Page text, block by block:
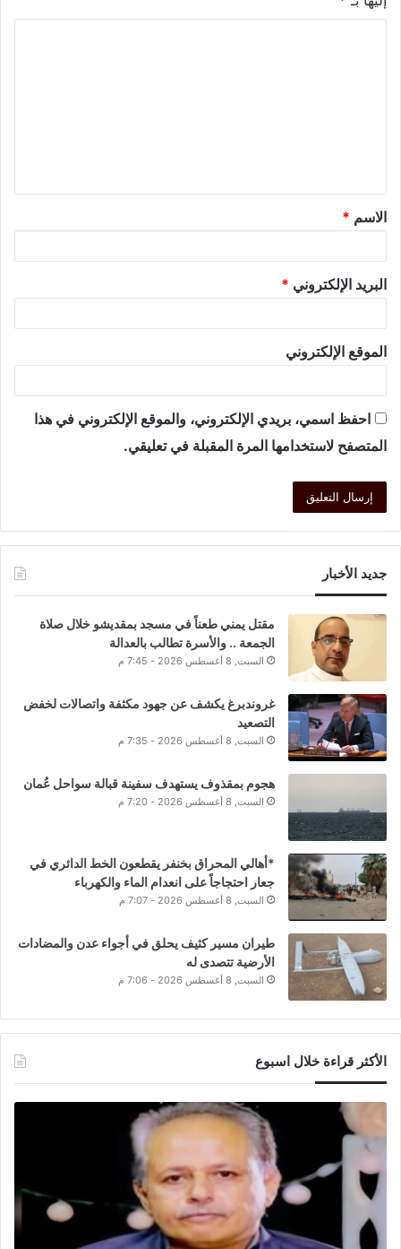
الاسم *
البريد الإلكتروني *
الموقع الإلكتروني
احفظ اسمي، بريدي الإلكتروني، والموقع الإلكتروني في هذا
المتصفح لاستخدامها المرة المقبلة في تعليقي.
جديد الأخبار
مقتل يمني طعناً في مسجد بمقديشو خلال صلاة
الجمعة .. والأسرة تطالب بالعدالة
السبت, 8 أغسطس 2026 - 7:45 م
غروندبرغ يكشف عن جهود مكثفة واتصالات لخفض
التصعيد
السبت, 8 أغسطس 2026 - 7:35 م
هجوم بمقذوف يستهدف سفينة قبالة سواحل عُمان
السبت, 8 أغسطس 2026 - 7:20 م
*أهالي المحراق بخنفر يقطعون الخط الدائري في
جعار احتجاجاً على انعدام الماء والكهرباء
السبت, 8 أغسطس 2026 - 7:07 م
طيران مسير كثيف يحلق في أجواء عدن والمضادات
الأرضية تتصدى له
السبت, 8 أغسطس 2026 - 7:06 م
الأكثر قراءة خلال اسبوع